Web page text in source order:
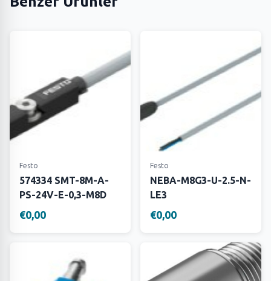
Festo
574334 SMT-8M-A-
PS-24V-E-0,3-M8D
€0,00
Festo
NEBA-M8G3-U-2.5-N-
LE3
€0,00